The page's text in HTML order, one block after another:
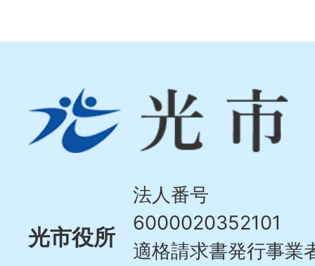
市
Hikari
光市役所
法人番号
6000020352101
適格請求書発行事業